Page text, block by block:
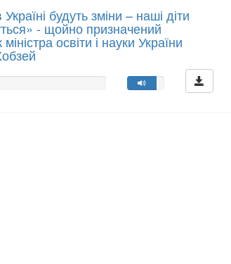
будуть зміни – наші діти
- щойно призначений
міністра освіти і науки України